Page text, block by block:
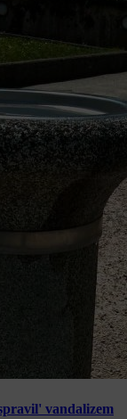
vandalizem